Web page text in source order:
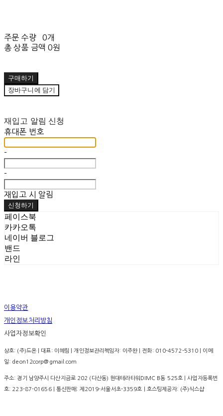
주문 수량
0개
총 상품 금액 0원
구매하기
장바구니에 담기
재입고 알림 신청
휴대폰 번호
-
-
재입고 시 알림
신청하기
페이스북
카카오톡
네이버 블로그
밴드
라인
이용약관
개인정보처리방침
사업자정보확인
상호: (주)드온 | 대표: 이혜림 | 개인정보관리책임자: 이주완 | 전화: 010-4572-5310 | 이메
일: deon12corp@gmail.com
주소: 경기 남양주시 다산지금로 202 (다산동) 현대테라타워DIMC B동 525호 | 사업자등록번
호: 223-87-01656| 통신판매: 제2019-서울서초-3359호 | 호스팅제공자: (주)식스샵